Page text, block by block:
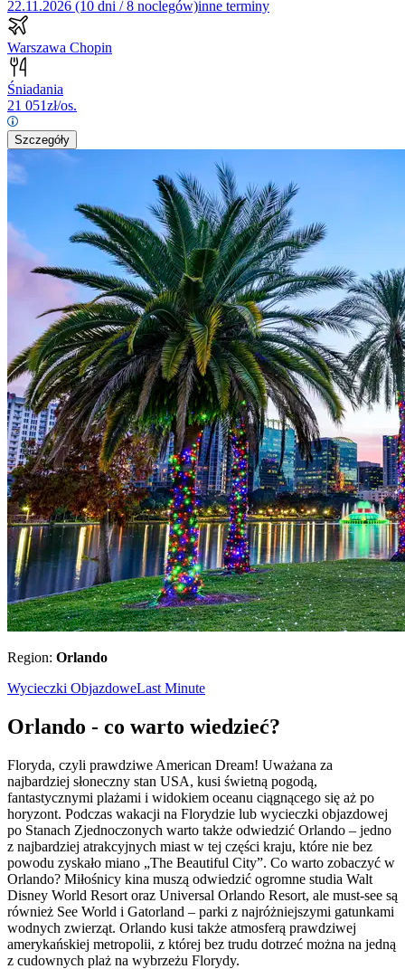
22.11.2026 (10 dni / 8 noclegów)inne terminy
Warszawa Chopin
Śniadania
21 051zł/os.
Szczegóły
Region: Orlando
Wycieczki ObjazdoweLast Minute
Orlando - co warto wiedzieć?
Floryda, czyli prawdziwe American Dream! Uważana za
najbardziej słoneczny stan USA, kusi świetną pogodą,
fantastycznymi plażami i widokiem oceanu ciągnącego się aż po
horyzont. Podczas wakacji na Florydzie lub wycieczki objazdowej
po Stanach Zjednoczonych warto także odwiedzić Orlando – jedno
z najbardziej atrakcyjnych miast w tej części kraju, które nie bez
powodu zyskało miano „The Beautiful City”. Co warto zobaczyć w
Orlando? Miłośnicy kina muszą odwiedzić ogromne studia Walt
Disney World Resort oraz Universal Orlando Resort, ale must-see są
również See World i Gatorland – parki z najróżniejszymi gatunkami
wodnych zwierząt. Orlando kusi także atmosferą prawdziwej
amerykańskiej metropolii, z której bez trudu dotrzeć można na jedną
z cudownych plaż na wybrzeżu Florydy.